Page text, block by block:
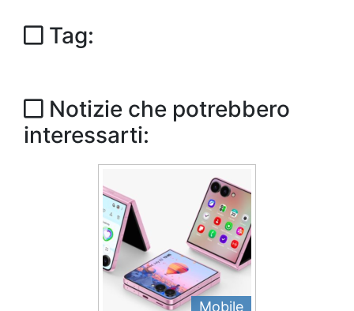
Tag:
Notizie che potrebbero
interessarti:
Mobile